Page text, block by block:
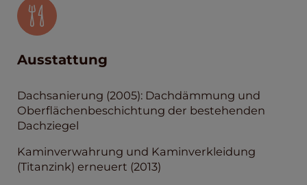
Ausstattung
Dachsanierung (2005): Dachdämmung und
Oberflächenbeschichtung der bestehenden
Dachziegel
Kaminverwahrung und Kaminverkleidung
(Titanzink) erneuert (2013)